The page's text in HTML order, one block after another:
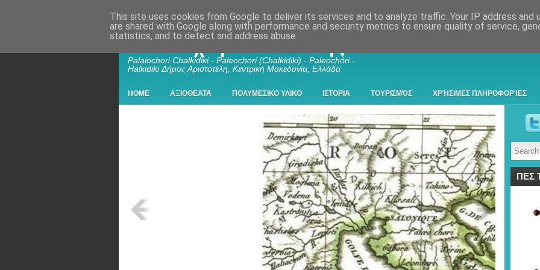
Παλαιοχώρι Χαλκιδικής
Palaiochori Chalkidiki - Paleochori (Chalkidiki) - Paleochóri -
Halkidiki Δήμος Αριστοτέλη, Κεντρική Μακεδονία, Ελλάδα
HOME ΑΞΙΟΘΕΑΤΑ ΠΟΛΥΜΕΣΙΚΟ ΥΛΙΚΟ ΙΣΤΟΡΙΑ ΤΟΥΡΙΣΜΌΣ ΧΡΉΣΙΜΕΣ ΠΛΗΡΟΦΟΡΊΕΣ
- Χαλκίς (Chalkis) Αποικία της Χαλκίδος Ευβοίας , Κάστρο (Kastro) Θεοφύλακτο Νέπωσι, Παλαιοχώριο
ΠΕΣ
This site uses cookies from Google to deliver its services and to analyze traffic. Your IP address and
are shared with Google along with performance and security metrics to ensure quality of service,
statistics, and to detect and address abuse.